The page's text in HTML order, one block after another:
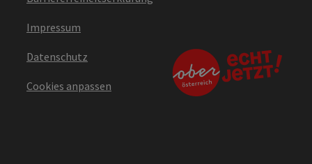
Impressum
Datenschutz
Cookies anpassen